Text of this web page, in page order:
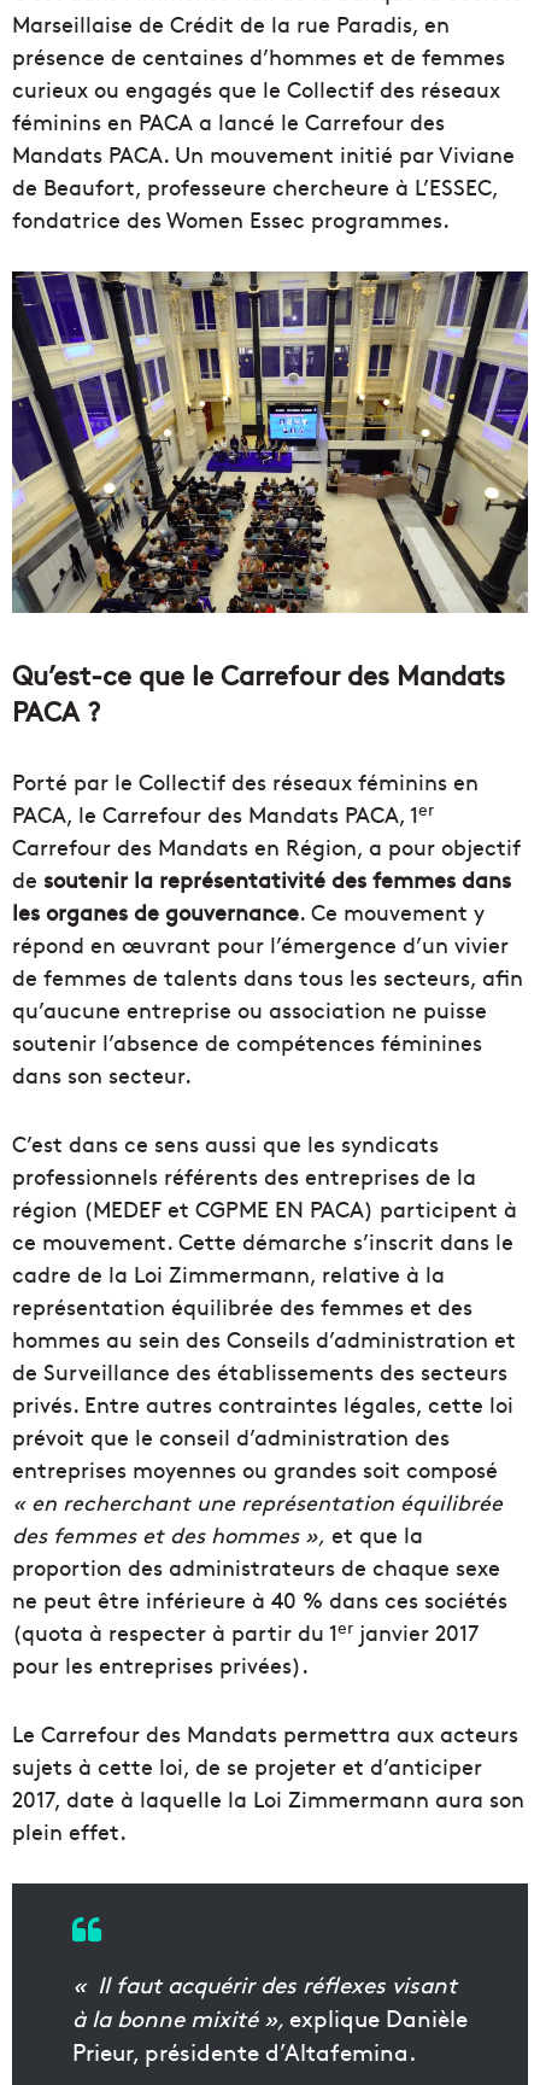
Marseillaise de Crédit de la rue Paradis, en
présence de centaines d’hommes et de femmes
curieux ou engagés que le Collectif des réseaux
féminins en PACA a lancé le Carrefour des
Mandats PACA. Un mouvement initié par Viviane
de Beaufort, professeure chercheure à L’ESSEC,
fondatrice des Women Essec programmes.
Qu’est-ce que le Carrefour des Mandats
PACA ?
Porté par le Collectif des réseaux féminins en
PACA, le Carrefour des Mandats PACA, 1er
Carrefour des Mandats en Région, a pour objectif
de soutenir la représentativité des femmes dans
les organes de gouvernance. Ce mouvement y
répond en œuvrant pour l’émergence d’un vivier
de femmes de talents dans tous les secteurs, afin
qu’aucune entreprise ou association ne puisse
soutenir l’absence de compétences féminines
dans son secteur.
C’est dans ce sens aussi que les syndicats
professionnels référents des entreprises de la
région (MEDEF et CGPME EN PACA) participent à
ce mouvement. Cette démarche s’inscrit dans le
cadre de la Loi Zimmermann, relative à la
représentation équilibrée des femmes et des
hommes au sein des Conseils d’administration et
de Surveillance des établissements des secteurs
privés. Entre autres contraintes légales, cette loi
prévoit que le conseil d’administration des
entreprises moyennes ou grandes soit composé
« en recherchant une représentation équilibrée
des femmes et des hommes », et que la
proportion des administrateurs de chaque sexe
ne peut être inférieure à 40 % dans ces sociétés
(quota à respecter à partir du 1er janvier 2017
pour les entreprises privées).
Le Carrefour des Mandats permettra aux acteurs
sujets à cette loi, de se projeter et d’anticiper
2017, date à laquelle la Loi Zimmermann aura son
plein effet.
« Il faut acquérir des réflexes visant
à la bonne mixité »,explique Danièle
Prieur, présidente d’Altafemina.